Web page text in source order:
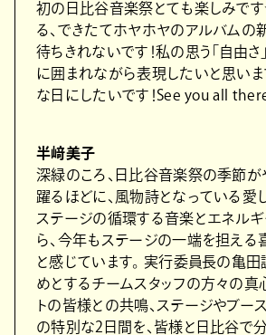
初の⽇⽐⾕⾳楽祭とても楽しみで
る、できたてホヤホヤのアルバムの
待ちきれないです！私の思う「⾃由さ
に囲まれながら表現したいと思いま
な⽇にしたいです！See you all there
半﨑美⼦
深緑のころ、⽇⽐⾕⾳楽祭の季節が
躍るほどに、⾵物詩となっている愛
ステージの循環する⾳楽とエネル
ら、今年もステージの⼀端を担える
と感じています。 実⾏委員⻑の⻲
めとするチームスタッフの⽅々の真
トの皆様との共鳴、ステージやブー
の特別な2⽇間を、皆様と⽇⽐⾕で